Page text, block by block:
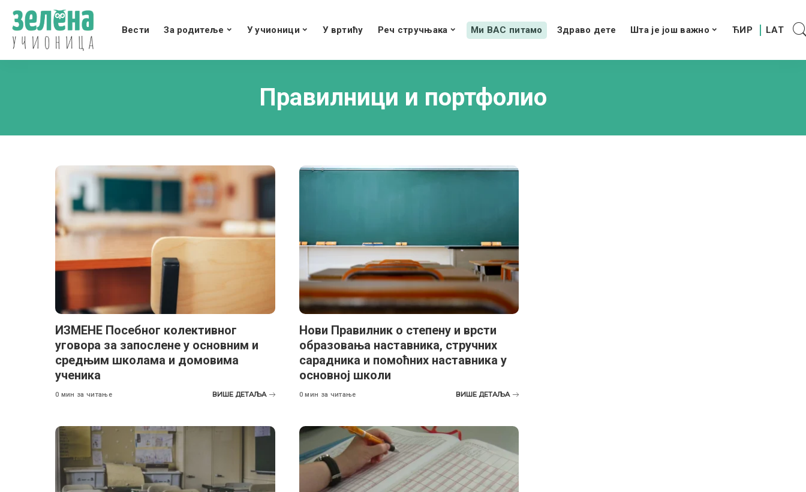
Вести За родитеље У учионици У вртићу Реч стручњака Ми ВАС питамо Здраво дете Шта је још важно
Правилници и портфолио
ИЗМЕНЕ Посебног колективног
уговора за запослене у основним и
средњим школама и домовима
ученика
0 мин за читање ВИШЕ ДЕТАЉА
Нови Правилник о степену и врсти
образовања наставника, стручних
сарадника и помоћних наставника у
основној школи
0 мин за читање ВИШЕ ДЕТАЉА